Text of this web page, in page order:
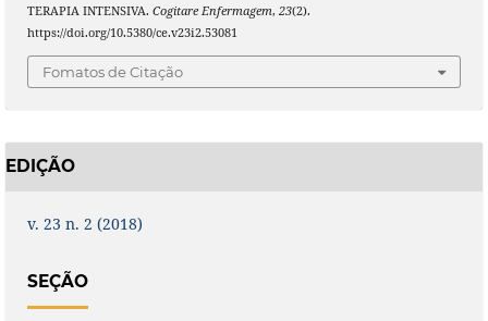
TERAPIA INTENSIVA. Cogitare Enfermagem, 23(2).
https://doi.org/10.5380/ce.v23i2.53081
Fomatos de Citação
EDIÇÃO
v. 23 n. 2 (2018)
SEÇÃO